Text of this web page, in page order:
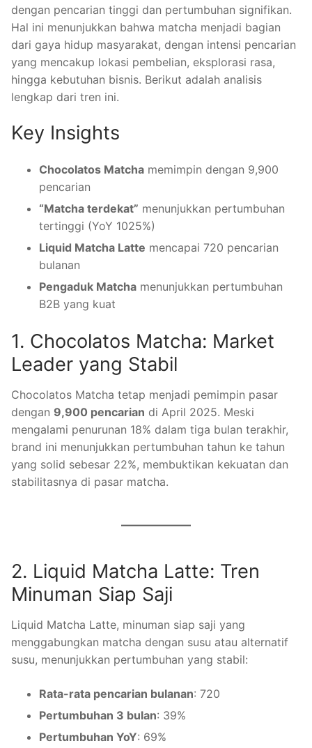
dengan pencarian tinggi dan pertumbuhan signifikan.
Hal ini menunjukkan bahwa matcha menjadi bagian
dari gaya hidup masyarakat, dengan intensi pencarian
yang mencakup lokasi pembelian, eksplorasi rasa,
hingga kebutuhan bisnis. Berikut adalah analisis
lengkap dari tren ini.
Key Insights
Chocolatos Matcha memimpin dengan 9,900
pencarian
“Matcha terdekat” menunjukkan pertumbuhan
tertinggi (YoY 1025%)
Liquid Matcha Latte mencapai 720 pencarian
bulanan
Pengaduk Matcha menunjukkan pertumbuhan
B2B yang kuat
1. Chocolatos Matcha: Market
Leader yang Stabil
Chocolatos Matcha tetap menjadi pemimpin pasar
dengan 9,900 pencarian di April 2025. Meski
mengalami penurunan 18% dalam tiga bulan terakhir,
brand ini menunjukkan pertumbuhan tahun ke tahun
yang solid sebesar 22%, membuktikan kekuatan dan
stabilitasnya di pasar matcha.
2. Liquid Matcha Latte: Tren
Minuman Siap Saji
Liquid Matcha Latte, minuman siap saji yang
menggabungkan matcha dengan susu atau alternatif
susu, menunjukkan pertumbuhan yang stabil:
Rata-rata pencarian bulanan: 720
Pertumbuhan 3 bulan: 39%
Pertumbuhan YoY: 69%